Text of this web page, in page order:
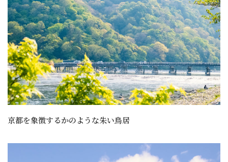
京都を象徴するかのような朱い鳥居